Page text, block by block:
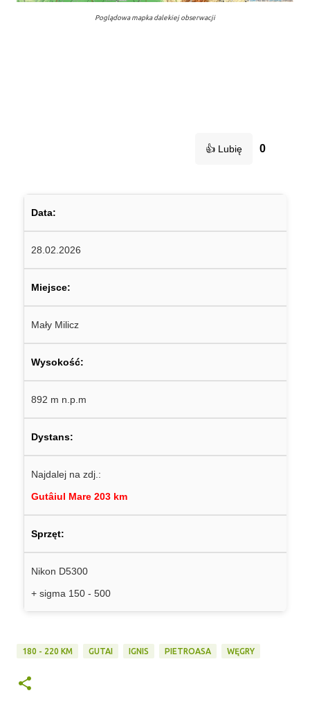
Poglądowa mapka dalekiej obserwacji
👍 Lubię 0
Data:
28.02.2026
Miejsce:
Mały Milicz
Wysokość:
892 m n.p.m
Dystans:
Najdalej na zdj.:
Gutâiul Mare 203 km
Sprzęt:
Nikon D5300
+ sigma 150 - 500
180 - 220 KM GUTAI IGNIS PIETROASA WĘGRY